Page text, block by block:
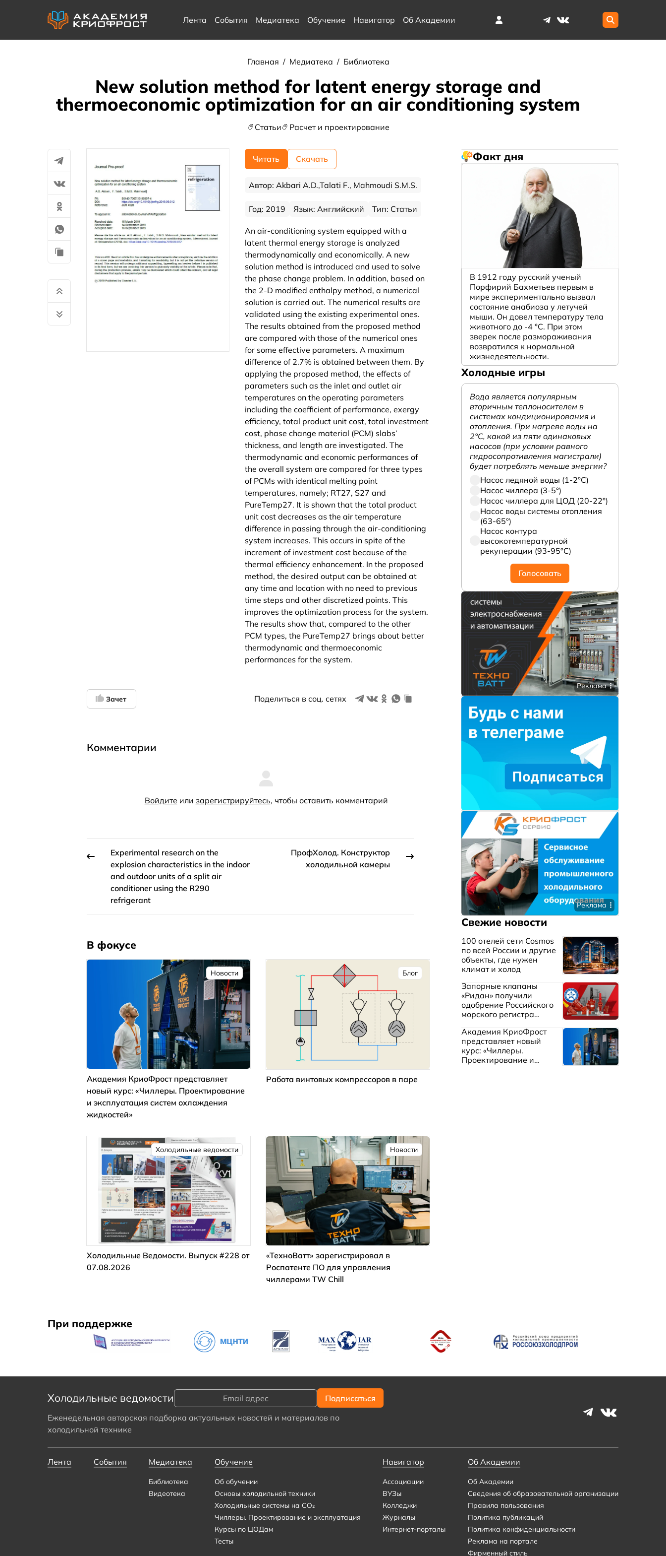
Лента События Медиатека Обучение Навигатор Об Академии
Главная / Медиатека / Библиотека
New solution method for latent energy storage and
thermoeconomic optimization for an air conditioning system
Статьи Расчет и проектирование
Читать Скачать
Автор: Akbari A.D.,Talati F., Mahmoudi S.M.S.
Год: 2019 Язык: Английский Тип: Статьи
An air-conditioning system equipped with a
latent thermal energy storage is analyzed
thermodynamically and economically. A new
solution method is introduced and used to solve
the phase change problem. In addition, based on
the 2-D modified enthalpy method, a numerical
solution is carried out. The numerical results are
validated using the existing experimental ones.
The results obtained from the proposed method
are compared with those of the numerical ones
for some effective parameters. A maximum
difference of 2.7% is obtained between them. By
applying the proposed method, the effects of
parameters such as the inlet and outlet air
temperatures on the operating parameters
including the coefficient of performance, exergy
efficiency, total product unit cost, total investment
cost, phase change material (PCM) slabs’
thickness, and length are investigated. The
thermodynamic and economic performances of
the overall system are compared for three types
of PCMs with identical melting point
temperatures, namely; RT27, S27 and
PureTemp27. It is shown that the total product
unit cost decreases as the air temperature
difference in passing through the air-conditioning
system increases. This occurs in spite of the
increment of investment cost because of the
thermal efficiency enhancement. In the proposed
method, the desired output can be obtained at
any time and location with no need to previous
time steps and other discretized points. This
improves the optimization process for the system.
The results show that, compared to the other
PCM types, the PureTemp27 brings about better
thermodynamic and thermoeconomic
performances for the system.
Зачет Поделиться в соц. сетях
Комментарии
Войдите или зарегистрируйтесь, чтобы оставить комментарий
Experimental research on the
explosion characteristics in the indoor
and outdoor units of a split air
conditioner using the R290
refrigerant
ПрофХолод. Конструктор
холодильной камеры
В фокусе
Новости
Академия КриоФрост представляет
новый курс: «Чиллеры. Проектирование
и эксплуатация систем охлаждения
жидкостей»
Блог
Работа винтовых компрессоров в паре
Холодильные ведомости
Холодильные Ведомости. Выпуск #228 от
07.08.2026
Новости
«ТехноВатт» зарегистрировал в
Роспатенте ПО для управления
чиллерами TW Chill
Факт дня
В 1912 году русский ученый
Порфирий Бахметьев первым в
мире экспериментально вызвал
состояние анабиоза у летучей
мыши. Он довел температуру тела
животного до -4 °C. При этом
зверек после размораживания
возвратился к нормальной
жизнедеятельности.
Холодные игры
Вода является популярным
вторичным теплоносителем в
системах кондиционирования и
отопления. При нагреве воды на
2°С, какой из пяти одинаковых
насосов (при условии равного
гидросопротивления магистрали)
будет потреблять меньше энергии?
Насос ледяной воды (1-2°С)
Насос чиллера (3-5°)
Насос чиллера для ЦОД (20-22°)
Насос воды системы отопления
(63-65°)
Насос контура
высокотемпературной
рекуперации (93-95°С)
Голосовать
Реклама
Реклама
Свежие новости
100 отелей сети Cosmos
по всей России и другие
объекты, где нужен
климат и холод
Запорные клапаны
«Ридан» получили
одобрение Российского
морского регистра
Академия КриоФрост
представляет новый
курс: «Чиллеры.
Проектирование и
При поддержке
Холодильные ведомости
Еженедельная авторская подборка актуальных новостей и материалов по
холодильной технике
Лента События Медиатека
Библиотека
Видеотека
Обучение
Об обучении
Основы холодильной техники
Холодильные системы на CO₂
Чиллеры. Проектирование и эксплуатация
Курсы по ЦОДам
Тесты
Навигатор
Ассоциации
ВУЗы
Колледжи
Журналы
Интернет-порталы
Об Академии
Об Академии
Сведения об образовательной организации
Правила пользования
Политика публикаций
Политика конфиденциальности
Реклама на портале
Фирменный стиль